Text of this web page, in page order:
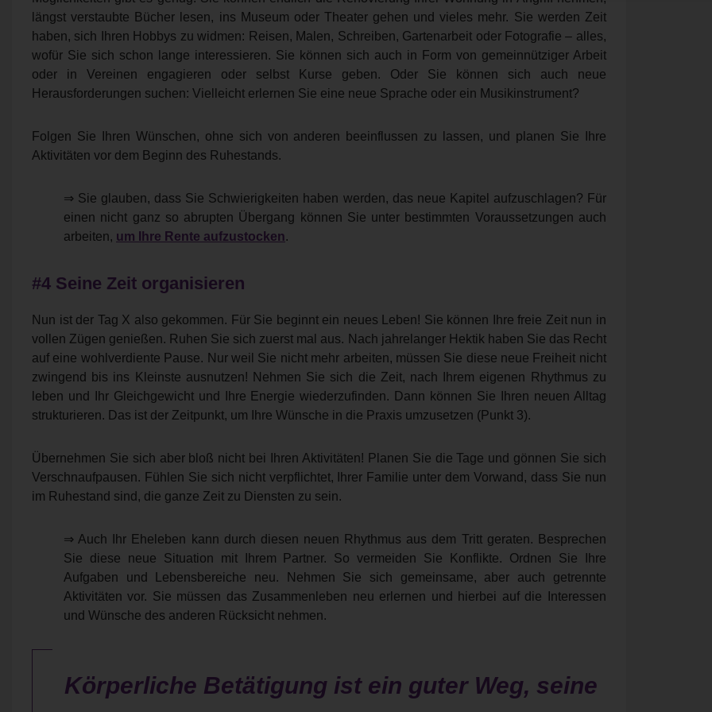
längst verstaubte Bücher lesen, ins Museum oder Theater gehen und vieles mehr. Sie werden Zeit
haben, sich Ihren Hobbys zu widmen: Reisen, Malen, Schreiben, Gartenarbeit oder Fotografie – alles,
wofür Sie sich schon lange interessieren. Sie können sich auch in Form von gemeinnütziger Arbeit
oder in Vereinen engagieren oder selbst Kurse geben. Oder Sie können sich auch neue
Herausforderungen suchen: Vielleicht erlernen Sie eine neue Sprache oder ein Musikinstrument?
Folgen Sie Ihren Wünschen, ohne sich von anderen beeinflussen zu lassen, und planen Sie Ihre
Aktivitäten vor dem Beginn des Ruhestands.
⇒ Sie glauben, dass Sie Schwierigkeiten haben werden, das neue Kapitel aufzuschlagen? Für
einen nicht ganz so abrupten Übergang können Sie unter bestimmten Voraussetzungen auch
arbeiten, um Ihre Rente aufzustocken.
#4 Seine Zeit organisieren
Nun ist der Tag X also gekommen. Für Sie beginnt ein neues Leben! Sie können Ihre freie Zeit nun in
vollen Zügen genießen. Ruhen Sie sich zuerst mal aus. Nach jahrelanger Hektik haben Sie das Recht
auf eine wohlverdiente Pause. Nur weil Sie nicht mehr arbeiten, müssen Sie diese neue Freiheit nicht
zwingend bis ins Kleinste ausnutzen! Nehmen Sie sich die Zeit, nach Ihrem eigenen Rhythmus zu
leben und Ihr Gleichgewicht und Ihre Energie wiederzufinden. Dann können Sie Ihren neuen Alltag
strukturieren. Das ist der Zeitpunkt, um Ihre Wünsche in die Praxis umzusetzen (Punkt 3).
Übernehmen Sie sich aber bloß nicht bei Ihren Aktivitäten! Planen Sie die Tage und gönnen Sie sich
Verschnaufpausen. Fühlen Sie sich nicht verpflichtet, Ihrer Familie unter dem Vorwand, dass Sie nun
im Ruhestand sind, die ganze Zeit zu Diensten zu sein.
⇒ Auch Ihr Eheleben kann durch diesen neuen Rhythmus aus dem Tritt geraten. Besprechen
Sie diese neue Situation mit Ihrem Partner. So vermeiden Sie Konflikte. Ordnen Sie Ihre
Aufgaben und Lebensbereiche neu. Nehmen Sie sich gemeinsame, aber auch getrennte
Aktivitäten vor. Sie müssen das Zusammenleben neu erlernen und hierbei auf die Interessen
und Wünsche des anderen Rücksicht nehmen.
Körperliche Betätigung ist ein guter Weg, seine